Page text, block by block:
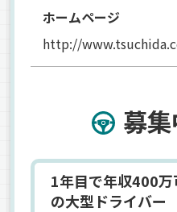
ホームページ
http://
募
1年目で年収400
の大型ドライバー